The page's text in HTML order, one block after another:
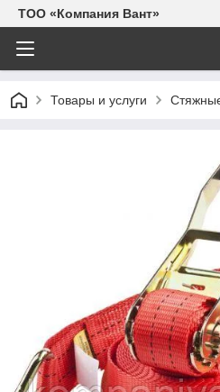
ТОО «Компания Вант»
Товары и услуги